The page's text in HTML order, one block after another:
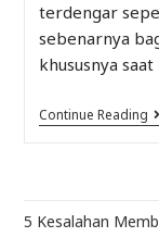
terdengar
sebenarnya
khususnya
Continue Reading
5 Kesalahan